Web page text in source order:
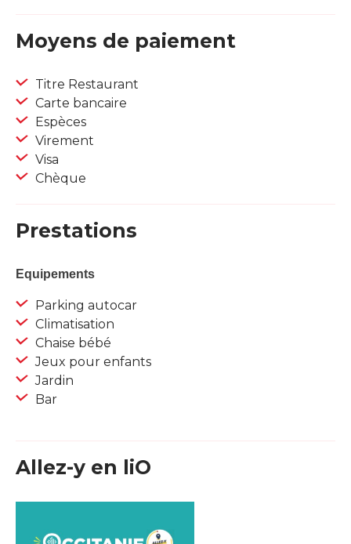
Moyens de paiement
Titre Restaurant
Carte bancaire
Espèces
Virement
Visa
Chèque
Prestations
Equipements
Parking autocar
Climatisation
Chaise bébé
Jeux pour enfants
Jardin
Bar
Allez-y en liO